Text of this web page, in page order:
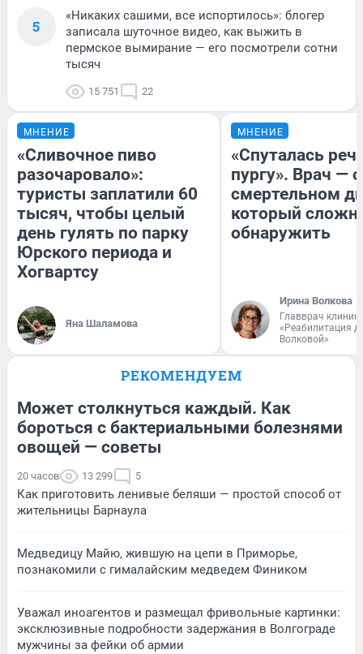
5
«Никаких сашими, все испортилось»: блогер
записала шуточное видео, как выжить в
пермское вымирание — его посмотрели сотни
тысяч
15 751 22
МНЕНИЕ
«Сливочное пиво
разочаровало»:
туристы заплатили 60
тысяч, чтобы целый
день гулять по парку
Юрского периода и
Хогвартсу
Яна Шаламова
МНЕНИЕ
«Спуталась
пургу». Врач — о
смертельном
который
обнаружить
Ирина Волкова
Главврач
«Реабилитация
Волковой»
РЕКОМЕНДУЕМ
Может столкнуться каждый. Как
бороться с бактериальными болезнями
овощей — советы
20 часов 13 299 5
Как приготовить ленивые беляши — простой способ от
жительницы Барнаула
Медведицу Майю, жившую на цепи в Приморье,
познакомили с гималайским медведем Фиником
Уважал иноагентов и размещал фривольные картинки:
эксклюзивные подробности задержания в Волгограде
мужчины за фейки об армии